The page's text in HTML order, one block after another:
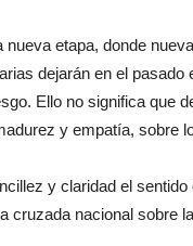
etapa, donde
dejarán en el
Ello no significa que
y empatía, sobre
y claridad el
cruzada nacional sobre